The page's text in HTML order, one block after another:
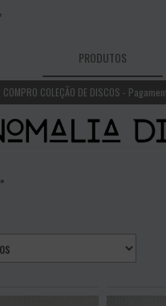
PRODUTOS
COMPRO COLEÇÃO DE DISCOS -